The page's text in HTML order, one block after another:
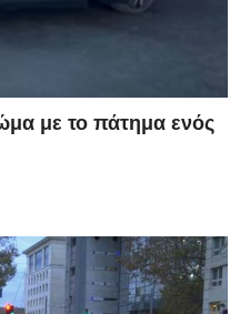
με το πάτημα ενός